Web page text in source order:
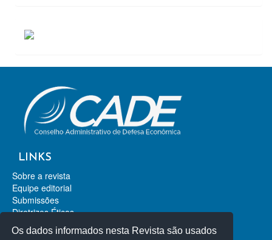
Os dados informados nesta Revista são usados
ACESSOS
LINKS
Sobre a revista
Equipe editorial
Submissões
Diretrizes Éticas
Contato
Revista de Direito da Concorrência